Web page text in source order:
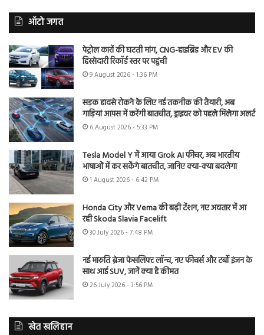
ऑटो जगत
पेट्रोल कारों की घटती मांग, CNG-हाइब्रिड और EV की
हिस्सेदारी रिकॉर्ड स्तर पर पहुंची
9 August 2026 - 1:36 PM
सड़क हादसे रोकने के लिए नई तकनीक की तैयारी, अब
गाड़ियां आपस में करेंगी बातचीत, ड्राइवर को पहले मिलेगा अलर्ट
6 August 2026 - 5:33 PM
Tesla Model Y में आया Grok AI फीचर, अब भारतीय
भाषाओं में कर सकेंगे बातचीत, जानिए क्या-क्या बदलेगा
1 August 2026 - 6:42 PM
Honda City और Verna की बढ़ी टेंशन, नए अवतार में आ
रही Skoda Slavia Facelift
30 July 2026 - 7:48 PM
नई मारुति ब्रेजा फेसलिफ्ट लॉन्च, नए फीचर्स और टर्बो इंजन के
साथ आई SUV, जानें क्या है कीमत
26 July 2026 - 3:56 PM
खेत खलिहान